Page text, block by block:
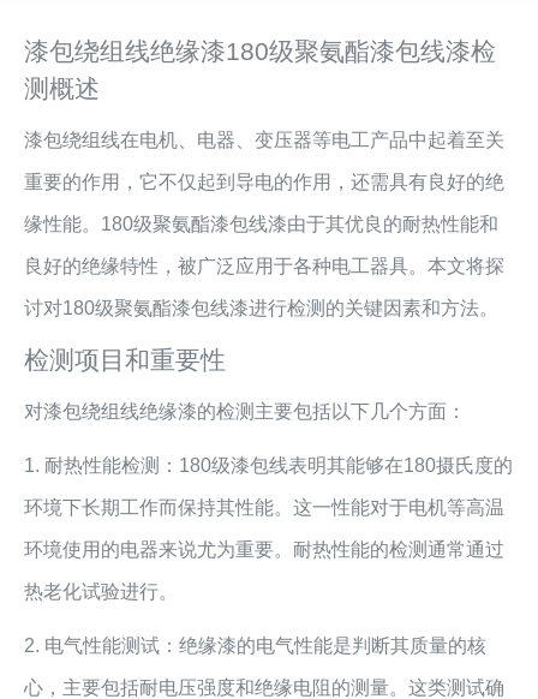
漆包绕组线绝缘漆180级聚氨酯漆包线漆检
测概述
漆包绕组线在电机、电器、变压器等电工产品中起着至关
重要的作用，它不仅起到导电的作用，还需具有良好的绝
缘性能。180级聚氨酯漆包线漆由于其优良的耐热性能和
良好的绝缘特性，被广泛应用于各种电工器具。本文将探
讨对180级聚氨酯漆包线漆进行检测的关键因素和方法。
检测项目和重要性
对漆包绕组线绝缘漆的检测主要包括以下几个方面：
1. 耐热性能检测：180级漆包线表明其能够在180摄氏度的
环境下长期工作而保持其性能。这一性能对于电机等高温
环境使用的电器来说尤为重要。耐热性能的检测通常通过
热老化试验进行。
2. 电气性能测试：绝缘漆的电气性能是判断其质量的核
心，主要包括耐电压强度和绝缘电阻的测量。这类测试确